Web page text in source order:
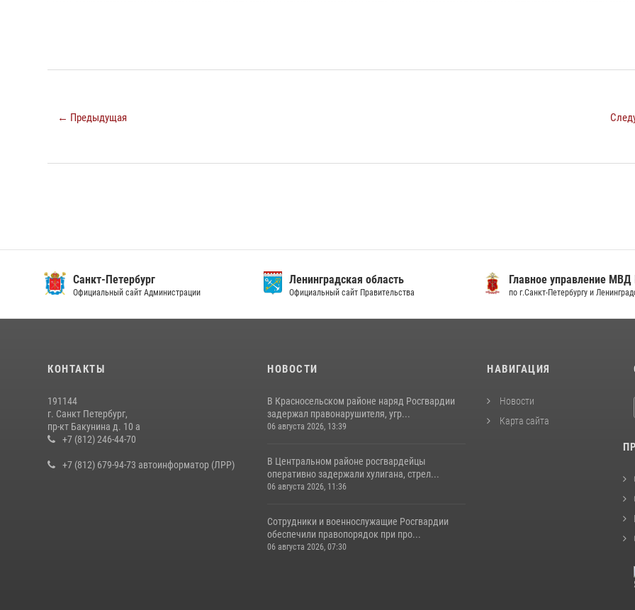
← Предыдущая
Санкт-Петербург
Официальный сайт Администрации
Ленинградская область
Официальный сайт Правительства
Главное управление МВД
по г.Санкт-Петербургу и
КОНТАКТЫ
191144
г. Санкт Петербург,
пр-кт Бакунина д. 10 а
+7 (812) 246-44-70
+7 (812) 679-94-73 автоинформатор (ЛРР)
НОВОСТИ
В Красносельском районе наряд Росгвардии
задержал правонарушителя, угр...
06 августа 2026, 13:39
В Центральном районе росгвардейцы
оперативно задержали хулигана, стрел...
06 августа 2026, 11:36
Сотрудники и военнослужащие Росгвардии
обеспечили правопорядок при про...
06 августа 2026, 07:30
НАВИГАЦИЯ
Новости
Карта сайта